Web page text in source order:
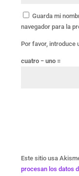
Guarda mi
navegador para la
Por favor, introduce
cuatro − uno =
Este sitio usa
procesan los datos